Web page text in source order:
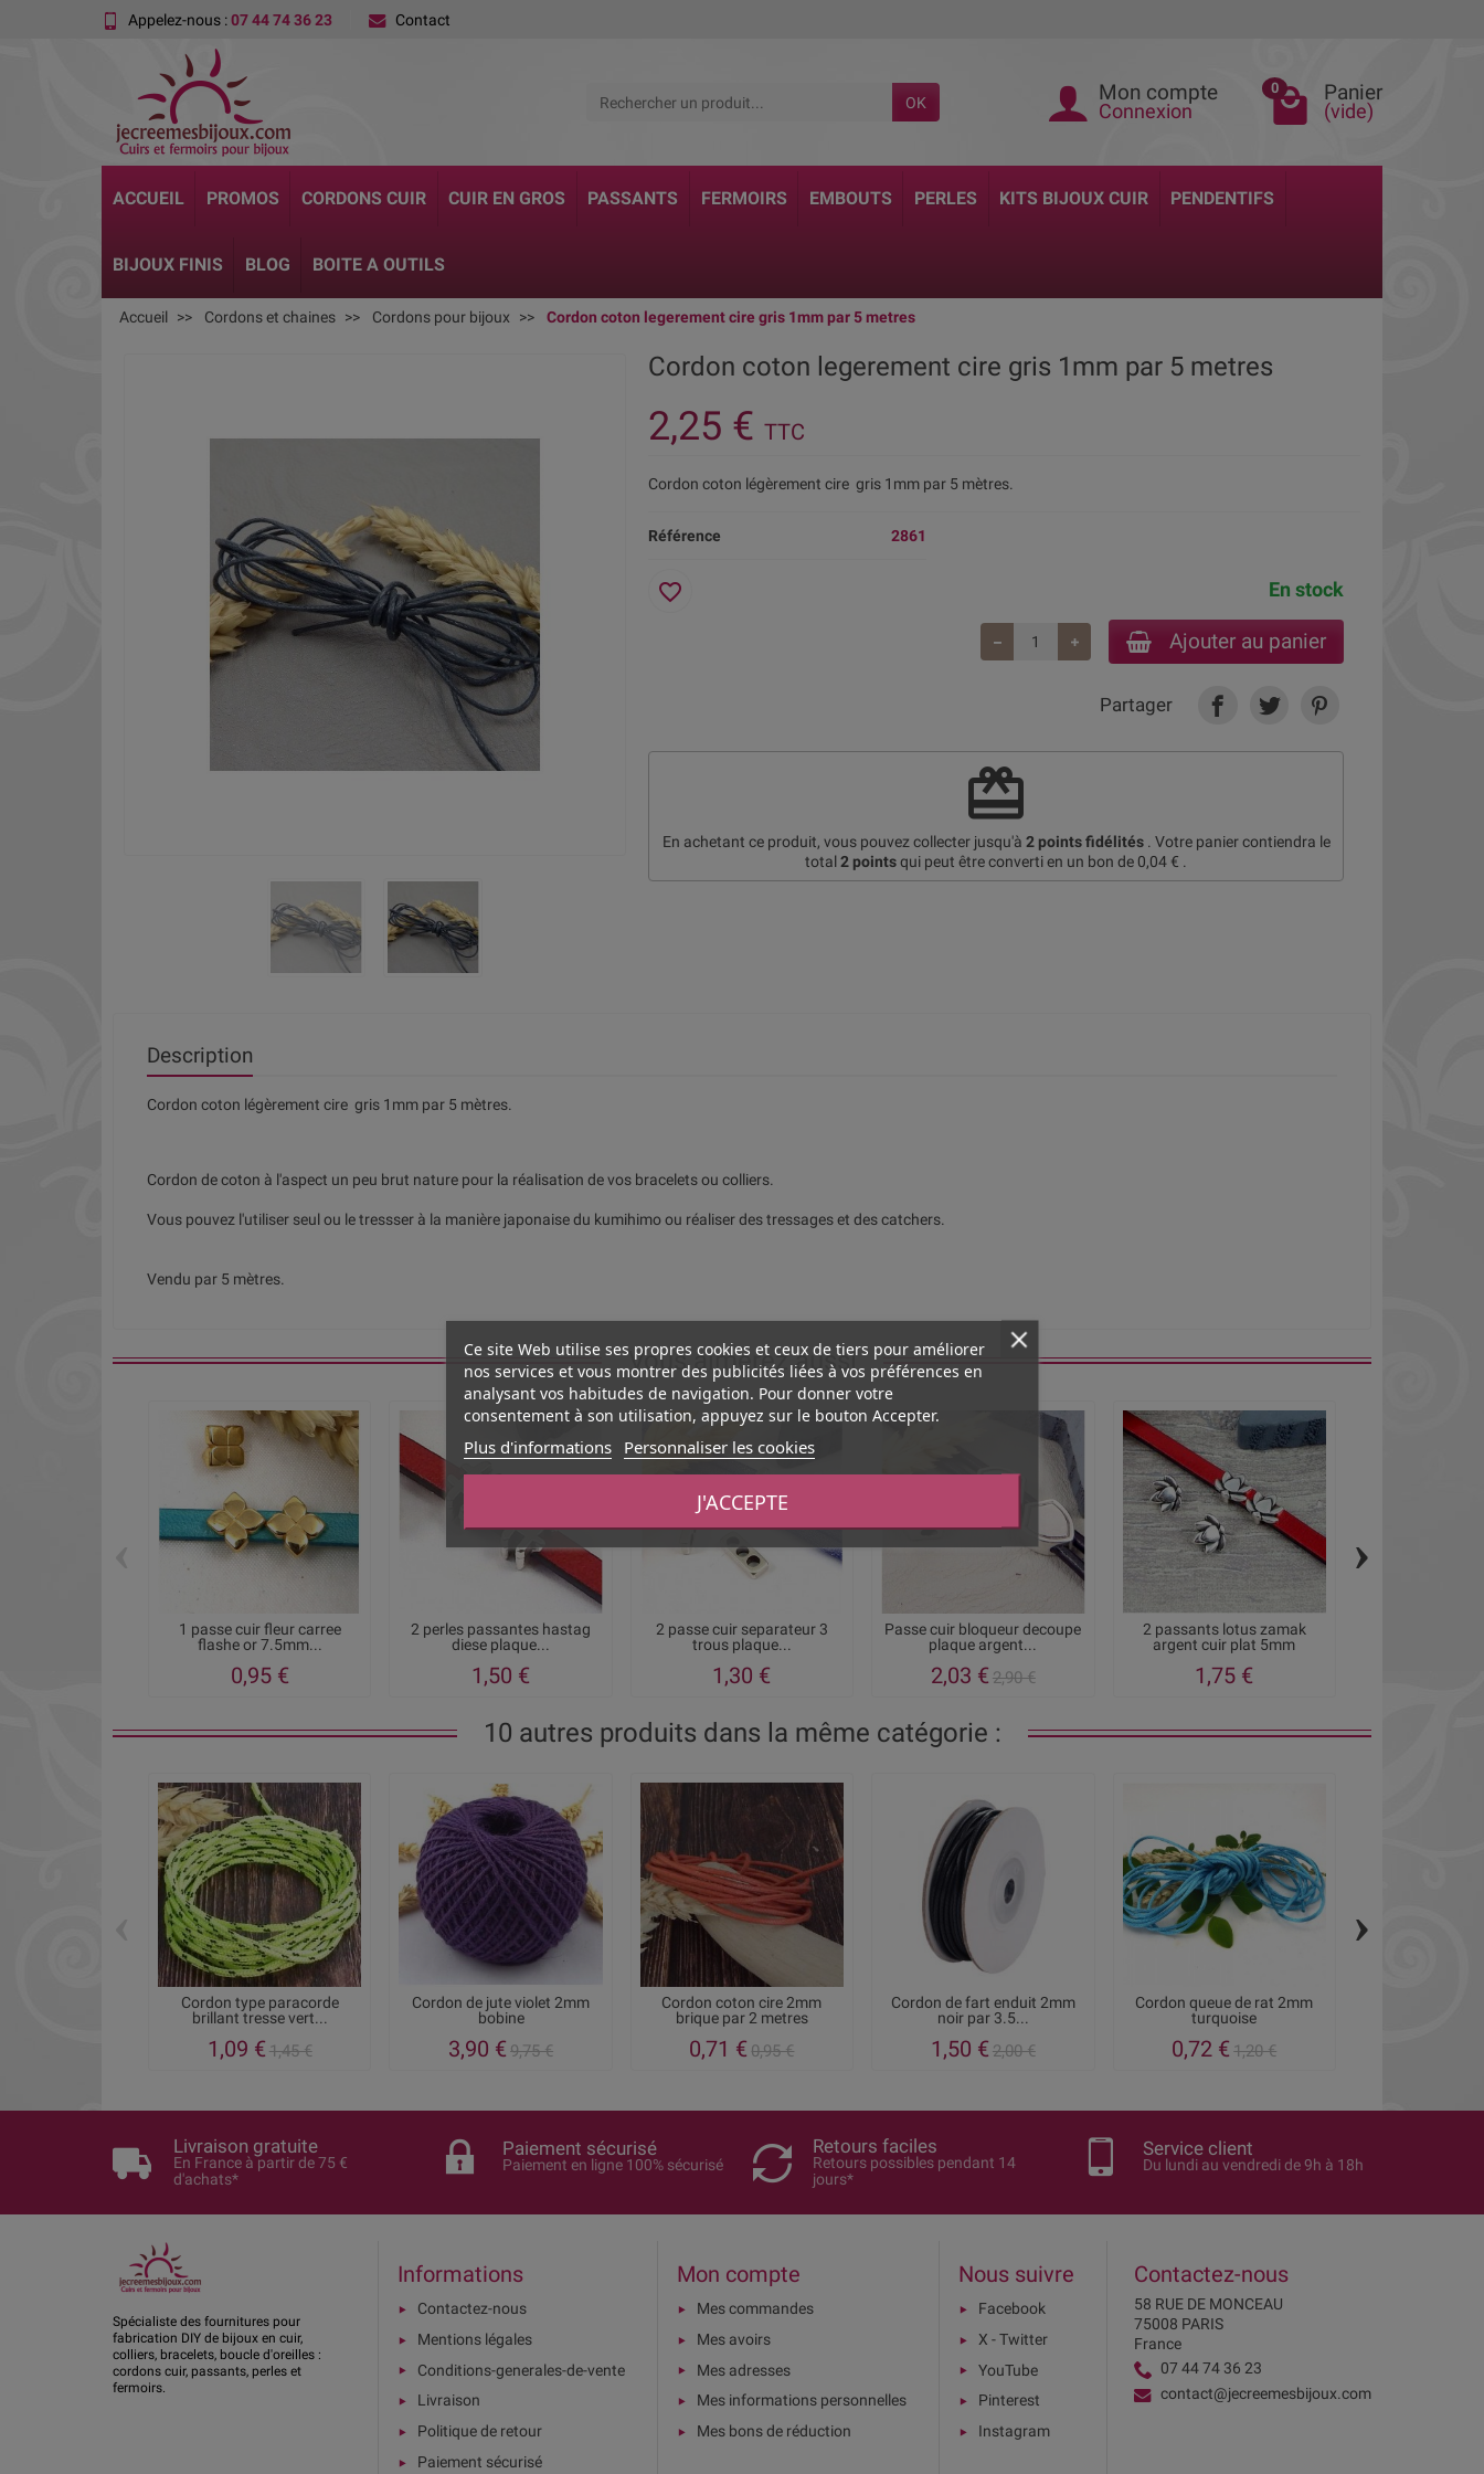
Appelez-nous :07 44 74 36 23 Contact
OK Mon compte
Connexion
0 Panier
(vide)
ACCUEIL PROMOS CORDONS CUIR CUIR EN GROS PASSANTS FERMOIRS EMBOUTS PERLES KITS BIJOUX CUIR PENDENTIFS
BIJOUX FINIS BLOG BOITE A OUTILS
Accueil Cordons et chaines Cordons pour bijoux Cordon coton legerement cire gris 1mm par 5 metres
Cordon coton legerement cire gris 1mm par 5 metres
2,25 € TTC
Cordon coton légèrement cire gris 1mm par 5 mètres.
Référence 2861
En stock
Ajouter au panier
favorite_border
Partager
redeem
En achetant ce produit, vous pouvez collecter jusqu'à 2points fidélités. Votre panier contiendra le
total 2 pointsqui peut être converti en un bon de 0,04 € .
Description
Cordon coton légèrement cire gris 1mm par 5 mètres.
Cordon de coton à l'aspect un peu brut nature pour la réalisation de vos bracelets ou colliers.
Vous pouvez l'utiliser seul ou le tressser à la manière japonaise du kumihimo ou réaliser des tressages et des catchers.
Vendu par 5 mètres.
Vous aimerez aussi
1 passe cuir fleur carree
flashe or 7.5mm...
0,95 €
2 perles passantes hastag
diese plaque...
1,50 €
2 passe cuir separateur 3
trous plaque...
1,30 €
Passe cuir bloqueur decoupe
plaque argent...
2,03 €2,90 €
2 passants lotus zamak
argent cuir plat 5mm
1,75 €
›
10 autres produits dans la même catégorie :
Cordon type paracorde
brillant tresse vert...
1,09 €1,45 €
Cordon de jute violet 2mm
bobine
3,90 €9,75 €
Cordon coton cire 2mm
brique par 2 metres
0,71 € 0,95 €
Cordon de fart enduit 2mm
noir par 3.5...
1,50 €2,00 €
Cordon queue de rat 2mm
turquoise
0,72 €1,20 €
›
Livraison gratuite
En France à partir de 75 €
d'achats*
Paiement sécurisé
Paiement en ligne 100% sécurisé
Retours faciles
Retours possibles pendant 14
jours*
Service client
Du lundi au vendredi de 9h à 18h
Spécialiste des fournitures pour
fabrication DIY de bijoux en cuir,
colliers, bracelets, boucle d'oreilles :
cordons cuir, passants, perles et
fermoirs.
Informations
Contactez-nous
Mentions légales
Conditions-generales-de-vente
Livraison
Politique de retour
Paiement sécurisé
Mon compte
Mes commandes
Mes avoirs
Mes adresses
Mes informations personnelles
Mes bons de réduction
Nous suivre
Facebook
X - Twitter
YouTube
Pinterest
Instagram
Contactez-nous
58 RUE DE MONCEAU
75008 PARIS
France
07 44 74 36 23
contact@jecreemesbijoux.com
Ce site Web utilise ses propres cookies et ceux de tiers pour améliorer
nos services et vous montrer des publicités liées à vos préférences en
analysant vos habitudes de navigation. Pour donner votre
consentement à son utilisation, appuyez sur le bouton Accepter.
Plus d'informations Personnaliser les cookies
J'ACCEPTE